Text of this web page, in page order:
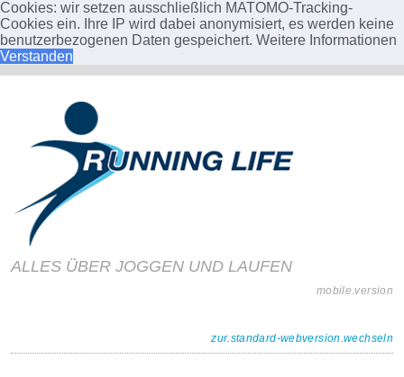
Cookies: wir setzen ausschließlich MATOMO-Tracking-
Cookies ein. Ihre IP wird dabei anonymisiert, es werden keine
benutzerbezogenen Daten gespeichert. Weitere Informationen
Verstanden
ALLES ÜBER JOGGEN UND LAUFEN
mobile.version
zur.standard-webversion.wechseln